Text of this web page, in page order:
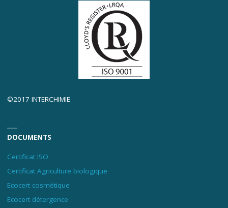
©2017 INTERCHIMIE
DOCUMENTS
Certificat ISO
Certificat Agriculture biologique
Ecocert cosmétique
Ecocert détergence